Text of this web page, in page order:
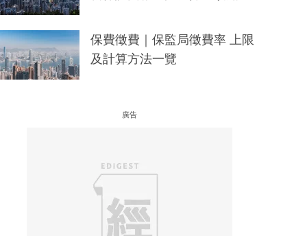
保費徵費｜保監局徵費率 上限
及計算方法一覽
廣告